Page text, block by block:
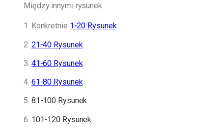
Między innymi rysunek
1. Konkretnie 1-20 Rysunek.
2. 21-40 Rysunek
3. 41-60 Rysunek
4. 61-80 Rysunek
5. 81-100 Rysunek
6. 101-120 Rysunek